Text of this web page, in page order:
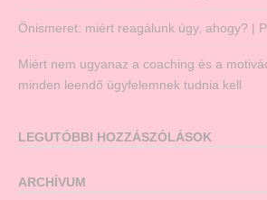
Önismeret: miért reagálunk úgy, ahogy? |
Miért nem ugyanaz a coaching és a
minden leendő ügyfelemnek tudnia kell
LEGUTÓBBI HOZZÁSZÓLÁSOK
ARCHÍVUM